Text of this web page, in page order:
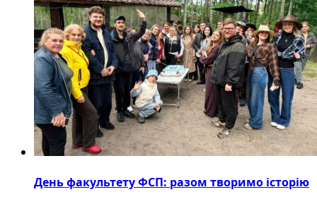
День факультету ФСП: разом творимо історію